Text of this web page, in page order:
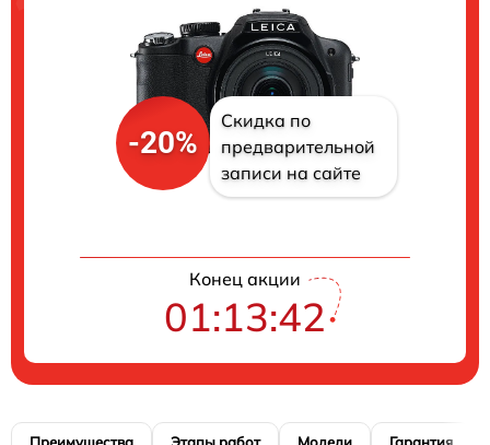
-20%
Скидка по
предварительной
записи на сайте
Конец акции
01:13:41